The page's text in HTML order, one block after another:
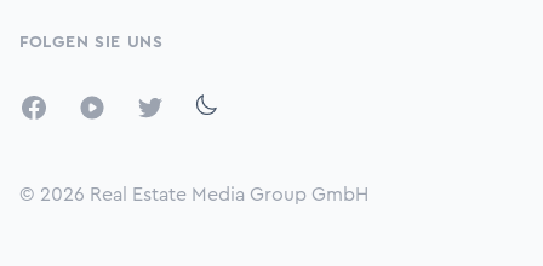
FOLGEN SIE UNS
FacebookYouTubeTwitter
© 2026 Real Estate Media Group GmbH